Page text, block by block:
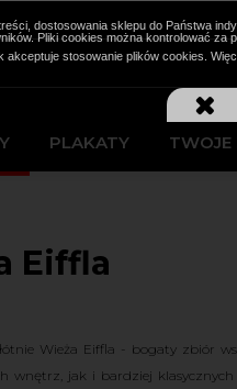
PLAKATY TWOJE
Eiffla
Wieża Eiffla - bogaty zbiór
wnętrz, jak i bardziej
dostosowania sklepu do
Pliki cookies można kontrolować
stosowanie plików cookies.